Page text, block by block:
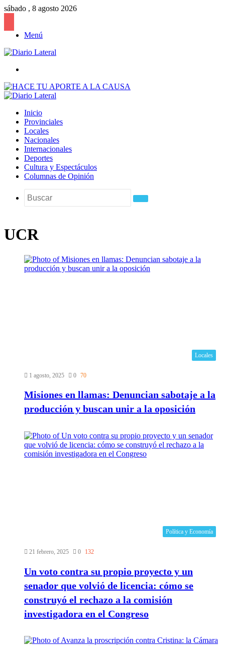
sábado , 8 agosto 2026
Menú
Inicio
Provinciales
Locales
Nacionales
Internacionales
Deportes
Cultura y Espectáculos
Columnas de Opinión
Buscar
UCR
Locales
1 agosto, 2025 0 70
Misiones en llamas: Denuncian sabotaje a la
producción y buscan unir a la oposición
Política y Economía
21 febrero, 2025 0 132
Un voto contra su propio proyecto y un
senador que volvió de licencia: cómo se
construyó el rechazo a la comisión
investigadora en el Congreso